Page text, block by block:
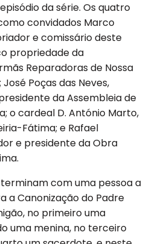
da série. Os quatro
convidados Marco
e comissário deste
propriedade da
Reparadoras de Nossa
Poças das Neves,
da Assembleia de
o cardeal D. António Marto,
Fátima; e Rafael
e presidente da Obra
com uma pessoa a
a Canonização do Padre
no primeiro uma
uma menina, no terceiro